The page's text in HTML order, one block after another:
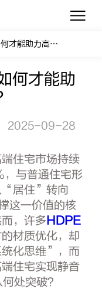
HDPE管生产企业，如何才能助力高端住宅静音升级？
何才能助
2025-09-28
住宅市场持续
与普通住宅形
“居住”转向
这一价值的核
，许多 HDPE
材质优化，却
化思维”，而
住宅实现静音
处突破？